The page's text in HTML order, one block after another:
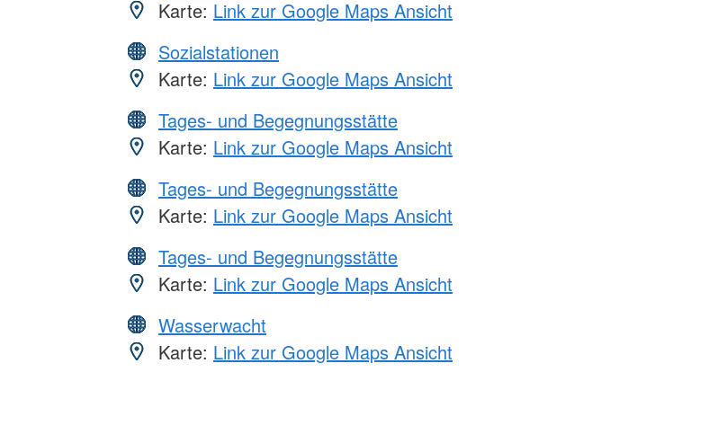
Karte: Link zur Google Maps Ansicht
Sozialstationen
Karte: Link zur Google Maps Ansicht
Tages- und Begegnungsstätte
Karte: Link zur Google Maps Ansicht
Tages- und Begegnungsstätte
Karte: Link zur Google Maps Ansicht
Tages- und Begegnungsstätte
Karte: Link zur Google Maps Ansicht
Wasserwacht
Karte: Link zur Google Maps Ansicht